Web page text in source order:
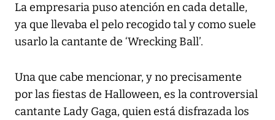
La empresaria puso atención en cada detalle,
ya que llevaba el pelo recogido tal y como suele
usarlo la cantante de ‘Wrecking Ball’.
Una que cabe mencionar, y no precisamente
por las fiestas de Halloween, es la controversial
cantante Lady Gaga, quien está disfrazada los